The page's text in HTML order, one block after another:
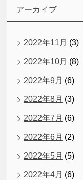
アーカイブ
2022年11月 (3)
2022年10月 (8)
2022年9月 (6)
2022年8月 (3)
2022年7月 (6)
2022年6月 (2)
2022年5月 (5)
2022年4月 (6)